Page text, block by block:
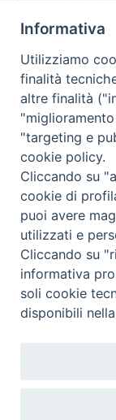
Valutazione
Complesso,
Tematica:
Contatti
C.ne Aurelia, 50 –
Contatti
Scrivi a:
Informativa
Utilizziamo
finalità
altre finalità
"targeting e
cookie policy.
Cliccando su
cookie di
puoi avere
utilizzati e
Cliccando su
informativa
soli cookie
disponibili